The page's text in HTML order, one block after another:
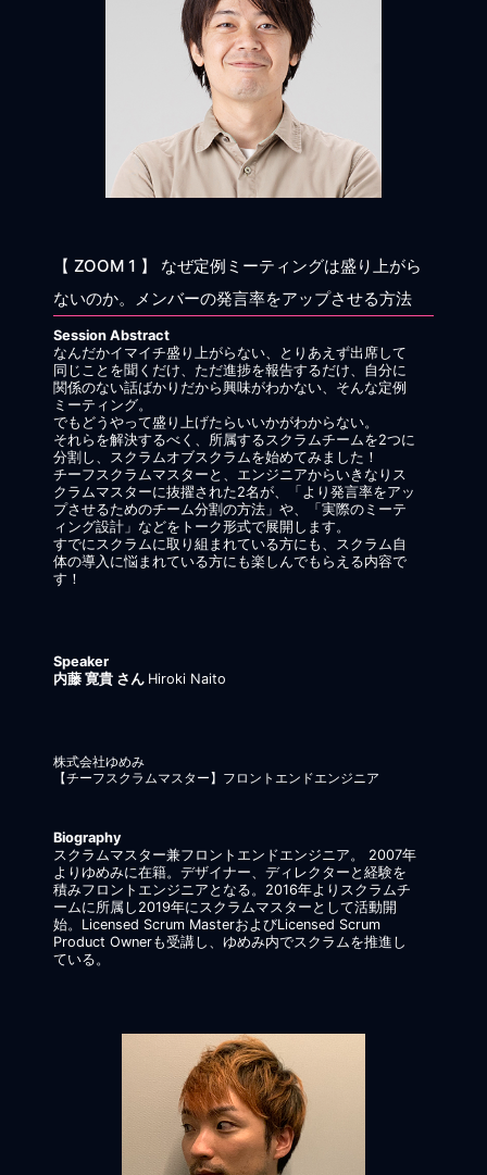
【 ZOOM 1 】 なぜ定例ミーティングは盛り上がら
ないのか。メンバーの発言率をアップさせる方法
Session Abstract
なんだかイマイチ盛り上がらない、とりあえず出席して
同じことを聞くだけ、ただ進捗を報告するだけ、自分に
関係のない話ばかりだから興味がわかない、そんな定例
ミーティング。
でもどうやって盛り上げたらいいかがわからない。
それらを解決するべく、所属するスクラムチームを2つに
分割し、スクラムオブスクラムを始めてみました！
チーフスクラムマスターと、エンジニアからいきなりス
クラムマスターに抜擢された2名が、「より発言率をアッ
プさせるためのチーム分割の方法」や、「実際のミーテ
ィング設計」などをトーク形式で展開します。
すでにスクラムに取り組まれている方にも、スクラム自
体の導入に悩まれている方にも楽しんでもらえる内容で
す！
Speaker
内藤 寛貴 さん Hiroki Naito
株式会社ゆめみ
【チーフスクラムマスター】フロントエンドエンジニア
Biography
スクラムマスター兼フロントエンドエンジニア。 2007年
よりゆめみに在籍。デザイナー、ディレクターと経験を
積みフロントエンジニアとなる。2016年よりスクラムチ
ームに所属し2019年にスクラムマスターとして活動開
始。Licensed Scrum MasterおよびLicensed Scrum
Product Ownerも受講し、ゆめみ内でスクラムを推進し
ている。